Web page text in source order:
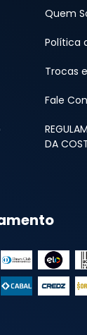
Quem
Política
Trocas
Fale
DA